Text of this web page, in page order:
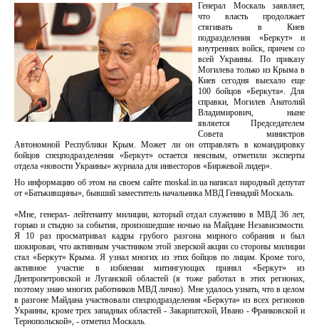
Генерал Москаль заявляет,
что власть продолжает
стягивать в Киев
подразделения «Беркут» и
внутренних войск, причем со
всей Украины. По приказу
Могилева только из Крыма в
Киев сегодня выехало еще
100 бойцов «Беркута». Для
справки, Могилев Анатолий
Владимирович, ныне
является Председателем
Совета министров
Автономной Республики Крым. Может ли он отправлять в командировку
бойцов спецподразделения «Беркут» остается неясным, отметили эксперты
отдела «новости Украины» журнала для инвесторов «Биржевой лидер».
Но информацию об этом на своем сайте moskal.in.ua написал народный депутат
от «Батькивщины», бывший заместитель начальника МВД Геннадий Москаль.
«Мне, генерал- лейтенанту милиции, который отдал служению в МВД 36 лет,
горько и стыдно за события, произошедшие ночью на Майдане Независимости.
Я 10 раз просматривал кадры грубого разгона мирного собрания и был
шокирован, что активным участником этой зверской акции со стороны милиции
стал «Беркут» Крыма. Я узнал многих из этих бойцов по лицам. Кроме того,
активное участие в избиении митингующих принял «Беркут» из
Днепропетровской и Луганской областей (я тоже работал в этих регионах,
поэтому знаю многих работников МВД лично). Мне удалось узнать, что в целом
в разгоне Майдана участвовали спецподразделения «Беркута» из всех регионов
Украины, кроме трех западных областей - Закарпатской, Ивано - Франковской и
Тернопольской», - отметил Москаль.